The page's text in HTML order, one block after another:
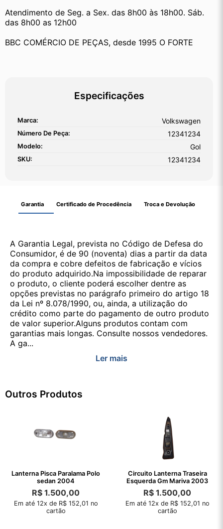
Atendimento de Seg. a Sex. das 8h00 às 18h00. Sáb.
das 8h00 as 12h00
BBC COMÉRCIO DE PEÇAS, desde 1995 O FORTE
Especificações
Marca: Volkswagen
Número De Peça: 12341234
Modelo: Gol
SKU: 12341234
Garantia Certificado de Procedência Troca e Devolução
A Garantia Legal, prevista no Código de Defesa do
Consumidor, é de 90 (noventa) dias a partir da data
da compra e cobre defeitos de fabricação e vícios
do produto adquirido.Na impossibilidade de reparar
o produto, o cliente poderá escolher dentre as
opções previstas no parágrafo primeiro do artigo 18
da Lei nº 8.078/1990, ou, ainda, a utilização do
crédito como parte do pagamento de outro produto
de valor superior.Alguns produtos contam com
garantias mais longas. Consulte nossos vendedores.
A ga...
Ler mais
Outros Produtos
Lanterna Pisca Paralama Polo
sedan 2004
R$ 1.500,00
Em até 12x de R$ 152,01 no
cartão
Circuito Lanterna Traseira
Esquerda Gm Mariva 2003
R$ 1.500,00
Em até 12x de R$ 152,01 no
cartão